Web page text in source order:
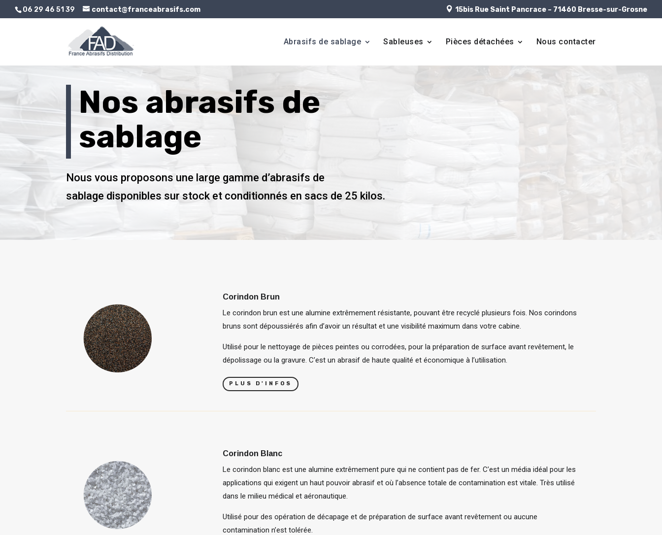
06 29 46 51 39 contact@franceabrasifs.com 15bis Rue Saint Pancrace – 71460 Bresse-sur-Grosne
Abrasifs de sablage Sableuses Pièces détachées Nous contacter
Nos abrasifs de
sablage
Nous vous proposons une large gamme d’abrasifs de
sablage disponibles sur stock et conditionnés en sacs de 25 kilos.
Corindon Brun
Le corindon brun est une alumine extrêmement résistante, pouvant être recyclé plusieurs fois. Nos corindons
bruns sont dépoussiérés afin d’avoir un résultat et une visibilité maximum dans votre cabine.
Utilisé pour le nettoyage de pièces peintes ou corrodées, pour la préparation de surface avant revêtement, le
dépolissage ou la gravure. C’est un abrasif de haute qualité et économique à l’utilisation.
PLUS D'INFOS
Corindon Blanc
Le corindon blanc est une alumine extrêmement pure qui ne contient pas de fer. C’est un média idéal pour les
applications qui exigent un haut pouvoir abrasif et où l’absence totale de contamination est vitale. Très utilisé
dans le milieu médical et aéronautique.
Utilisé pour des opération de décapage et de préparation de surface avant revêtement ou aucune
contamination n’est tolérée.